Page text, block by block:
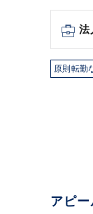
法
原則転勤
アピー